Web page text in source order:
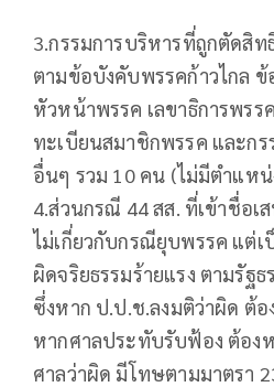
3.กรรมการบริหารที่ถูกตัดสิท
ตามข้อบังคับพรรคก้าวไกล
หัวหน้าพรรค เลขาธิการพร
ทะเบียนสมาชิกพรรค และก
อื่นๆ รวม 10 คน (ไม่มีตำแห
4.ส่วนกรณี 44 สส. ที่เข้าชื่อเ
ไม่เกี่ยวกับกรณียุบพรรค แต่
ผิดจริยธรรมร้ายแรง ตามรัฐ
ซึ่งหาก ป.ป.ช.ลงมติว่าผิด ต้อ
หากศาลประทับรับฟ้อง ต้อ
ศาลว่าผิด มีโทษตามมาตรา